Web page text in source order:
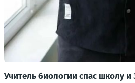
Учитель биологии спас школу